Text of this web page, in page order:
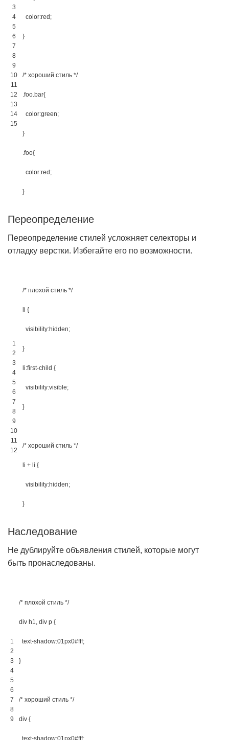
3
4
5
6
7
8
9
10
11
12
13
14
15
color:red ;
}
/* хороший стиль */
.foo.bar{
color:green;
}
.foo{
color:red ;
}
Переопределение
Переопределение стилей усложняет селекторы и
отладку верстки. Избегайте его по возможности.
1
2
3
4
5
6
7
8
9
10
11
12
/* плохой стиль */
li {
visibility:hidden;
}
li:first-child {
visibility:visible;
}
/* хороший стиль */
li + li {
visibility:hidden;
}
Наследование
Не дублируйте объявления стилей, которые могут
быть пронаследованы.
1
2
3
4
5
6
7
8
9
/* плохой стиль */
div h1, div p {
text-shadow:01px0#fff;
}
/* хороший стиль */
div {
text-shadow:01px0#fff;